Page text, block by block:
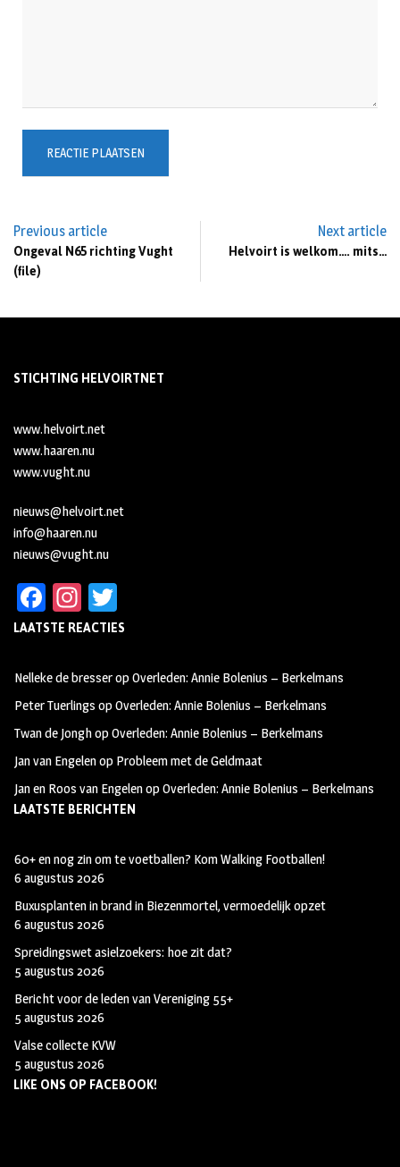
Previous article
Ongeval N65 richting Vught
(file)
Next article
Helvoirt is welkom…. mits…
STICHTING HELVOIRTNET
www.helvoirt.net
www.haaren.nu
www.vught.nu
nieuws@helvoirt.net
info@haaren.nu
nieuws@vught.nu
Fa
ce
oo
k
In
st
ra
m
wi
er
LAATSTE REACTIES
Nelleke de bresseropOverleden: Annie Bolenius – Berkelmans
Peter Tuerlings opOverleden: Annie Bolenius – Berkelmans
Twan de JonghopOverleden: Annie Bolenius – Berkelmans
Jan van Engelenop Probleem met de Geldmaat
Jan en Roos van EngelenopOverleden: Annie Bolenius – Berkelmans
LAATSTE BERICHTEN
60+ en nog zin om te voetballen? Kom Walking Footballen!
6 augustus 2026
Buxusplanten in brand in Biezenmortel, vermoedelijk opzet
6 augustus 2026
Spreidingswet asielzoekers: hoe zit dat?
5 augustus 2026
Bericht voor de leden van Vereniging 55+
5 augustus 2026
Valse collecte KVW
5 augustus 2026
LIKE ONS OP FACEBOOK!